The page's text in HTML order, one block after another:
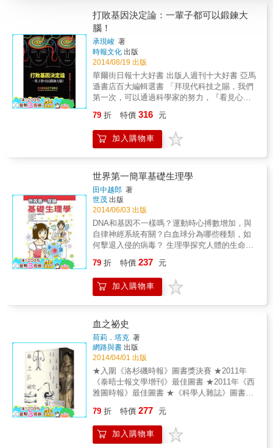
打敗基因決定論：一輩子都可以鍛鍊大
腦！
承現峻 著
時報文化 出版
2014/08/19 出版
華爾街日報十大好書 出版人週刊十大好書 亞馬
遜書店百大編輯選書 「拜現代科技之賜，我們
第一次，可以通過科學家的努力，『看見心靈
人兼創意長」 「這本書對我們瞭解自己，非常
重要。」 ─夏普（Phillip A. Sharp），一九九
三年諾貝爾生理學或醫學獎得主 腦神經連結不
神經連結體(Connectome)徹底顛覆傳統認知，
不管我們變得多老，仍然可以改造大腦、儲存
新記憶、學會新技能，翻轉平凡人生。 多年
來，科學家努力想找出為何每個人都是獨一無
二，為何會有厭食症、自閉症與精神分裂，究
竟是在我們的基因裡？還是在我們的大腦結構
裡？我們的眼睛顏 色、個性特質，都可能是由
基因體決定，但是生命中的友誼、失敗與熱
情，也同樣戮力將我們塑造為現今的模樣。問
峻，是國際知名腦神經科學專家，致力於發掘
個人特質的生物學基礎。他相信，每個人的獨
特性存在於大腦神經元之間的連結模式，會因
釋你的腦子為何會變成現在這樣，當你在母親
子宮內就已經擁有現在的基因體，一切皆已命
定；但是神經連結體不同，在你這輩子活著的
每一天，它 都會改變。神經連結體承載著可能
性與潛力的最樂觀訊息，是我們的基因遺傳與
生活經驗交會激盪之處，也是先天與後天相遇
的地方。 這是一個能夠改變人心思維的冒險故
的權威。在這本條理清晰、行文生動的書裡，
承現峻揭示了驚人的先進科技， 能在二十一世
紀結束前找到神經連結體，甚至可以把人類的
79 折 特價 316 元
加入購物車
世界第一簡單基礎生理學
田中越郎 著
世茂 出版
2014/06/03 出版
DNA和基因不一樣嗎？運動時心搏數增加，與
自律神經系統有關？白血球分為哪些種類，如
何擊退入侵的病毒？ 生理學探究人體的生命活
運作機制，是醫學的基礎。只要從正確的角度
切入，把握原理，這些問題即能迎刃而解，全
面掌握內容廣博的生理學。 本書用生動的比
樂趣！ 本書特色 生理學是醫學相關科系的必修
課！ 現在就從趣味漫畫開始， 探索奧妙人體！
掌握醫學知識！ 醫生、護士、物理治療師、營
養師、醫事放射師、助產師&hellip;&hellip;不能
不知道！ 在無重力狀態下，為什麼尿液還能送
到膀胱？ 人體為了維持體內的恆定狀態，無所
不用其極？ 為什麼我們會感到痛？反射動作如
何形成？ 為什麼有的失聰者，能夠用額頭聽音
樂？ 食物的美味其實多來自「嗅覺」，而非
分泌有關？ 人體排出的尿液量，只有「原尿」
的1%？ 呼吸、代謝、消化怎麼進行？ 視覺如
79 折 特價 237 元
加入購物車
血之祕史
荷莉．塔克 著
網路與書 出版
2014/04/01 出版
★入圍《洛杉磯時報》圖書獎決賽 ★2011年
《泰晤士報文學增刊》最佳圖書 ★2011年《西
雅圖時報》最佳圖書 ★《科學人雜誌》圖書俱
★「每月好書俱樂部」選書 英、法兩國為了爭
奪科學主導權而進行決鬥！ 透過各種實驗，經
歷各種的失敗與不公，人命的犧牲，竭力找出
79 折 特價 277 元
加入購物車